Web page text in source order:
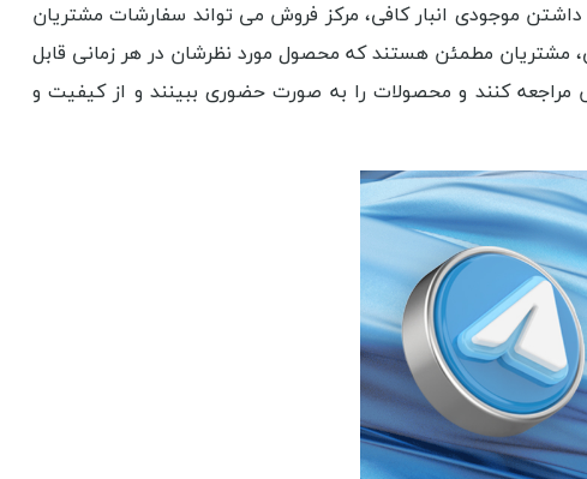
موجودی انبار کافی، مرکز فروش می تواند سفارشات مشتریان
مشتریان مطمئن هستند که محصول مورد نظرشان در هر زمانی قابل
مراجعه کنند و محصولات را به صورت حضوری ببینند و از کیفیت و